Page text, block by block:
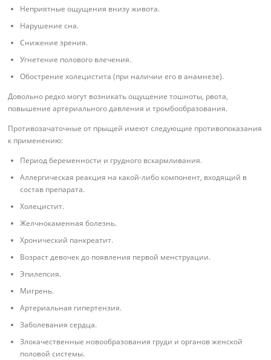
Неприятные ощущения внизу живота.
Нарушение сна.
Снижение зрения.
Угнетение полового влечения.
Обострение холецистита (при наличии его в анамнезе).
Довольно редко могут возникать ощущение тошноты, рвота,
повышение артериального давления и тромбообразования.
Противозачаточные от прыщей имеют следующие противопоказания
к применению:
Период беременности и грудного вскармливания.
Аллергическая реакция на какой-либо компонент, входящий в
состав препарата.
Холецистит.
Желчнокаменная болезнь.
Хронический панкреатит.
Возраст девочек до появления первой менструации.
Эпилепсия.
Мигрень.
Артериальная гипертензия.
Заболевания сердца.
Злокачественные новообразования груди и органов женской
половой системы.